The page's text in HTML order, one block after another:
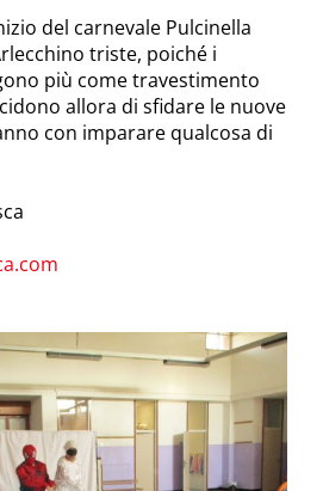
del carnevale Pulcinella
triste, poiché i
più come travestimento
allora di sfidare le nuove
con imparare qualcosa di